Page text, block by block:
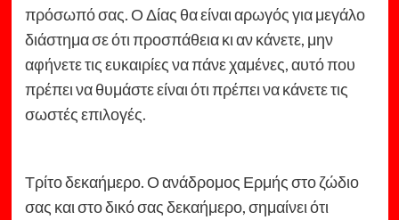
πρόσωπό σας. Ο Δίας θα είναι αρωγός για μεγάλο
διάστημα σε ότι προσπάθεια κι αν κάνετε, μην
αφήνετε τις ευκαιρίες να πάνε χαμένες, αυτό που
πρέπει να θυμάστε είναι ότι πρέπει να κάνετε τις
σωστές επιλογές.
Τρίτο δεκαήμερο. Ο ανάδρομος Ερμής στο ζώδιο
σας και στο δικό σας δεκαήμερο, σημαίνει ότι